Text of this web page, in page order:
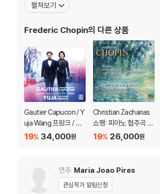
펼쳐보기
Frederic Chopin의 다른 상품
Gautier Capucon / Y
uja Wang 프랑크 / 쇼
팽: 첼로 소나타 (Franc
34,000원
19%
Christian Zacharias
쇼팽: 피아노 협주곡 제
1~2번 (Chopin: Com
26,000원
19%
연주 Maria Joao Pires
관심작가 알림신청